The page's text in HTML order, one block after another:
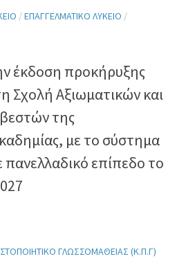
/ΕΠΑΓΓΕΛΜΑΤΙΚΌ ΛΎΚΕΙΟ /
έκδοση προκήρυξης
Σχολή Αξιωματικών και
της
με το σύστημα
επίπεδο το
ΓΛΩΣΣΟΜΆΘΕΙΑΣ (Κ.Π.Γ)